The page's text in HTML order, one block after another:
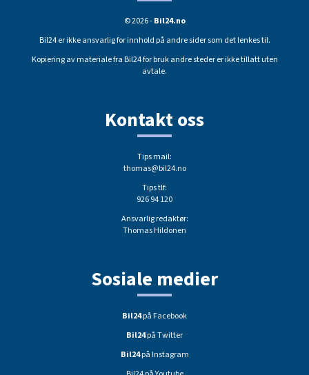
© 2026 -Bil24.no
Bil24 er ikke ansvarlig for innhold på andre sider som det lenkes til.
Kopiering av materiale fra Bil24 for bruk andre steder er ikke tillatt uten
avtale.
Kontakt oss
Tips mail:
thomas@bil24.no
Tips tlf:
926 94 120
Ansvarlig redaktør:
Thomas Hildonen
Sosiale medier
Bil24på Facebook
Bil24på Twitter
Bil24på Instagram